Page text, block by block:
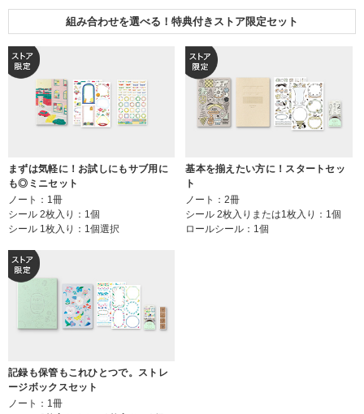
組み合わせを選べる！特典付きストア限定セット
まずは気軽に！お試しにもサブ用に
も◎ミニセット
ノート：1冊
シール 2枚入り：1個
シール 1枚入り：1個選択
基本を揃えたい方に！スタートセッ
ト
ノート：2冊
シール 2枚入りまたは1枚入り：1個
ロールシール：1個
記録も保管もこれひとつで。ストレ
ージボックスセット
ノート：1冊